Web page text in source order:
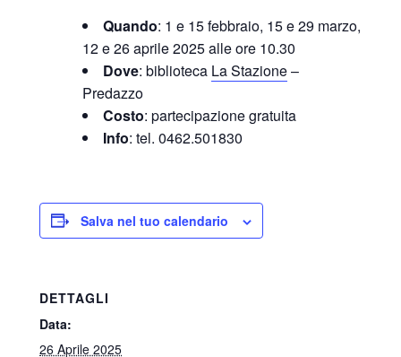
Quando: 1 e 15 febbraio, 15 e 29 marzo,
12 e 26 aprile 2025 alle ore 10.30
Dove: biblioteca La Stazione–
Predazzo
Costo: partecipazione gratuita
Info: tel. 0462.501830
Salva nel tuo calendario
DETTAGLI
Data:
26 Aprile 2025